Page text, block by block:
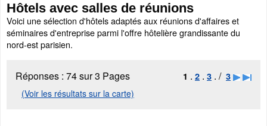
Hôtels avec salles de réunions
Voici une sélection d'hôtels adaptés aux réunions d'affaires et
séminaires d'entreprise parmi l'offre hôtelière grandissante du
nord-est parisien.
Réponses : 74 sur 3 Pages 1 . 2 . 3 . / 3
(Voir les résultats sur la carte)